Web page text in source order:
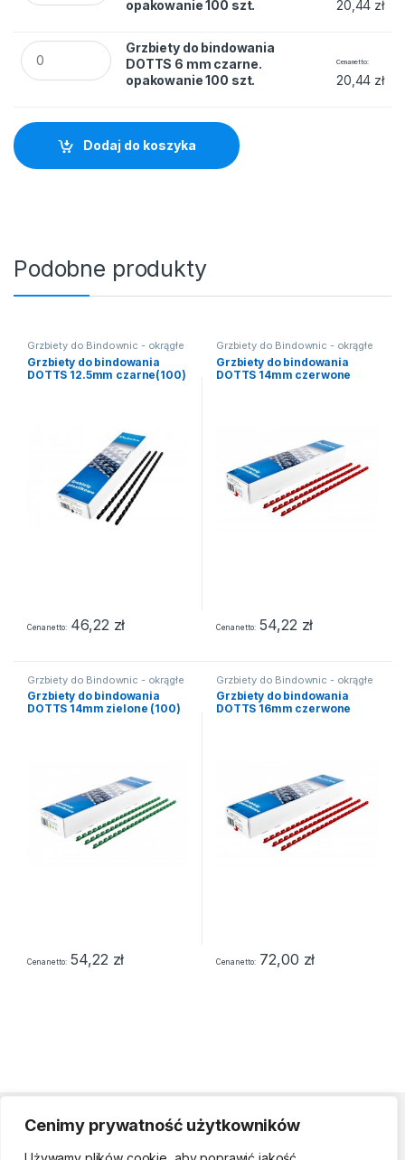
Cenimy prywatność użytkowników
opakowanie 100 szt.
20,44 zł
Grzbiety do bindowania DOTTS 6 mm czarne. opakowanie
Grzbiety do bindowania
DOTTS 6 mm czarne.
opakowanie 100 szt.
Cena netto
20,44 zł
Dodaj do koszyka
Podobne produkty
Grzbiety do Bindownic - okrągłe
Grzbiety do bindowania
DOTTS 12.5mm czarne(100)
Cena netto 46,22 zł
Grzbiety do Bindownic - okrągłe
Grzbiety do bindowania
DOTTS 14mm czerwone
Cena netto 54,22 zł
Grzbiety do Bindownic - okrągłe
Grzbiety do bindowania
DOTTS 14mm zielone (100)
Cena netto 54,22 zł
Grzbiety do Bindownic - okrągłe
Grzbiety do bindowania
DOTTS 16mm czerwone
Cena netto 72,00 zł
Strefa klienta